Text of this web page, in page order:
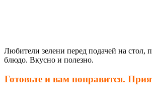
Любители зелени перед подачей на стол,
блюдо. Вкусно и полезно.
Готовьте и вам понравится.